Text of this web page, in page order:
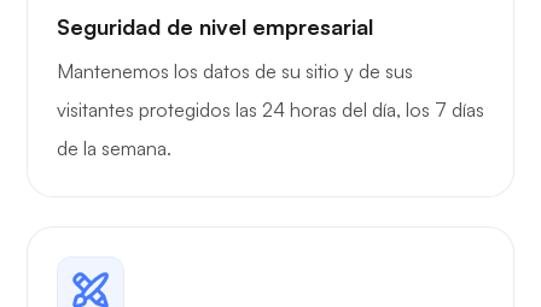
Seguridad de nivel empresarial
Mantenemos los datos de su sitio y de sus
visitantes protegidos las 24 horas del día, los 7 días
de la semana.